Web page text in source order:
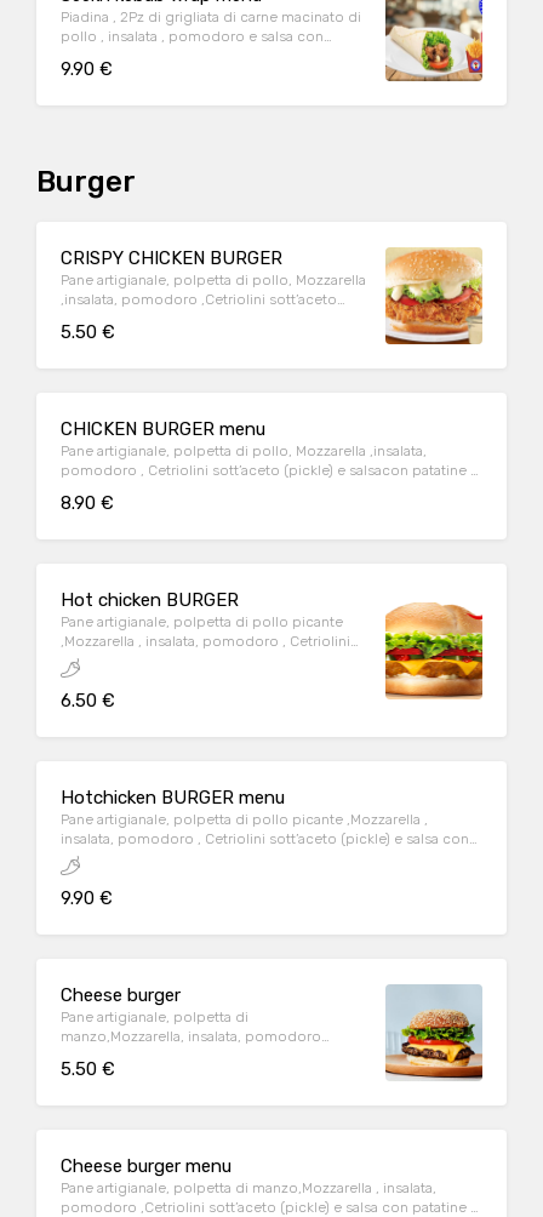
Piadina , 2Pz di grigliata di carne macinato di
pollo , insalata , pomodoro e salsa con
9.90 €
Burger
CRISPY CHICKEN BURGER
Pane artigianale, polpetta di pollo, Mozzarella
,insalata, pomodoro ,Cetriolini sott’aceto
5.50 €
CHICKEN BURGER menu
Pane artigianale, polpetta di pollo, Mozzarella ,insalata,
pomodoro , Cetriolini sott’aceto (pickle) e salsacon patatine e
8.90 €
Hot chicken BURGER
Pane artigianale, polpetta di pollo picante
,Mozzarella , insalata, pomodoro , Cetriolini
sott’aceto (pickle) e salsa
6.50 €
Hotchicken BURGER menu
Pane artigianale, polpetta di pollo picante ,Mozzarella ,
insalata, pomodoro , Cetriolini sott’aceto (pickle) e salsa con
patatine e bibita
9.90 €
Cheese burger
Pane artigianale, polpetta di
manzo,Mozzarella, insalata, pomodoro
5.50 €
Cheese burger menu
Pane artigianale, polpetta di manzo,Mozzarella , insalata,
pomodoro ,Cetriolini sott’aceto (pickle) e salsa con patatine e